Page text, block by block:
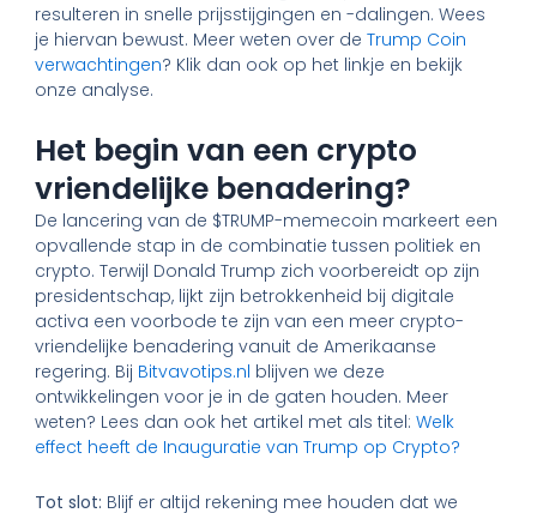
resulteren in snelle prijsstijgingen en -dalingen. Wees
je hiervan bewust. Meer weten over deTrump Coin
verwachtingen? Klik dan ook op het linkje en bekijk
onze analyse.
Het begin van een crypto
vriendelijke benadering?
De lancering van de $TRUMP-memecoin markeert een
opvallende stap in de combinatie tussen politiek en
crypto. Terwijl Donald Trump zich voorbereidt op zijn
presidentschap, lijkt zijn betrokkenheid bij digitale
activa een voorbode te zijn van een meer crypto-
vriendelijke benadering vanuit de Amerikaanse
regering. Bij Bitvavotips.nl blijven we deze
ontwikkelingen voor je in de gaten houden. Meer
weten? Lees dan ook het artikel met als titel:Welk
effect heeft de Inauguratie van Trump op Crypto?
Tot slot: Blijf er altijd rekening mee houden dat we